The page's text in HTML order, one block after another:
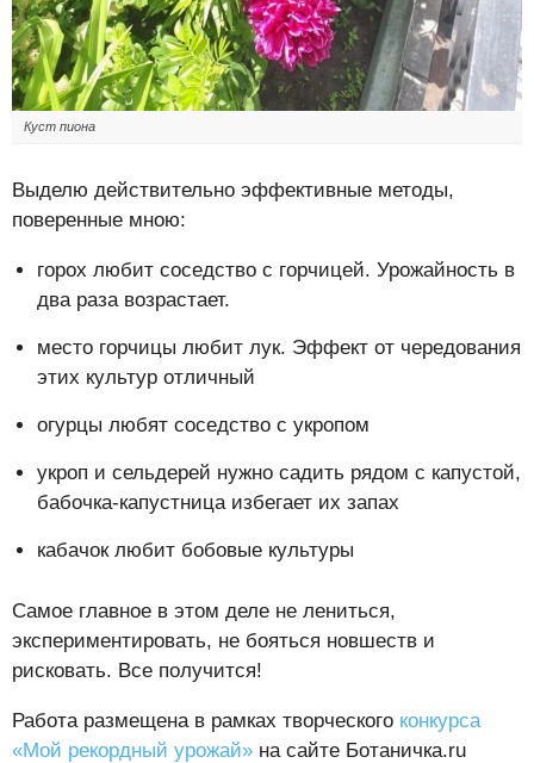
Куст пиона
Выделю действительно эффективные методы,
поверенные мною:
горох любит соседство с горчицей. Урожайность в
два раза возрастает.
место горчицы любит лук. Эффект от чередования
этих культур отличный
огурцы любят соседство с укропом
укроп и сельдерей нужно садить рядом с капустой,
бабочка-капустница избегает их запах
кабачок любит бобовые культуры
Самое главное в этом деле не лениться,
экспериментировать, не бояться новшеств и
рисковать. Все получится!
Работа размещена в рамках творческого конкурса
«Мой рекордный урожай» на сайте Ботаничка.ru